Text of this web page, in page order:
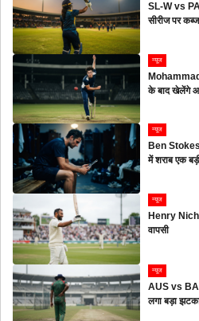
SL-W vs
सीरीज पर
न्यूज
के बाद खेलेंगे
न्यूज
Ben
में शराब एक
न्यूज
Henry
वापसी
न्यूज
AUS vs
लगा बड़ा